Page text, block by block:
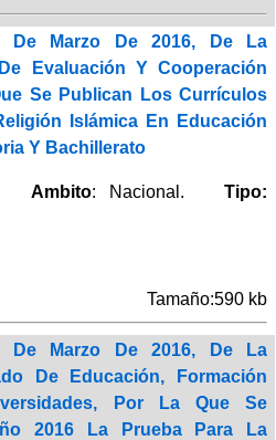
De Marzo De 2016, De La
Evaluación Y Cooperación
Se Publican Los Currículos
Islámica En Educación
Y Bachillerato
Ambito: Nacional.Tipo:
Tamaño:590 kb
De Marzo De 2016, De La
De Educación, Formación
Por La Que Se
2016 La Prueba Para La